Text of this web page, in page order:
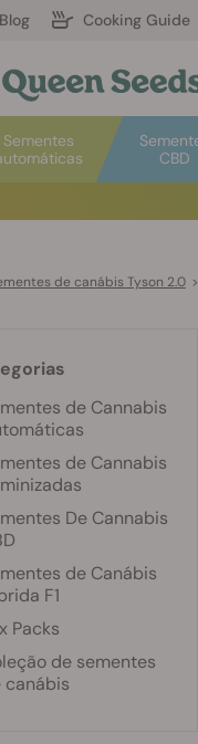
Cooking Guide
Sementes
CBD
de canábis Tyson 2.0 >
de Cannabis
de Cannabis
De Cannabis
de Canábis
F1
Packs
de sementes
canábis